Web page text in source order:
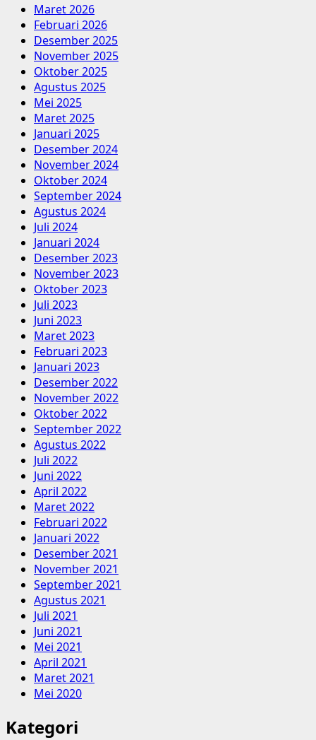
Maret 2026
Februari 2026
Desember 2025
November 2025
Oktober 2025
Agustus 2025
Mei 2025
Maret 2025
Januari 2025
Desember 2024
November 2024
Oktober 2024
September 2024
Agustus 2024
Juli 2024
Januari 2024
Desember 2023
November 2023
Oktober 2023
Juli 2023
Juni 2023
Maret 2023
Februari 2023
Januari 2023
Desember 2022
November 2022
Oktober 2022
September 2022
Agustus 2022
Juli 2022
Juni 2022
April 2022
Maret 2022
Februari 2022
Januari 2022
Desember 2021
November 2021
September 2021
Agustus 2021
Juli 2021
Juni 2021
Mei 2021
April 2021
Maret 2021
Mei 2020
Kategori